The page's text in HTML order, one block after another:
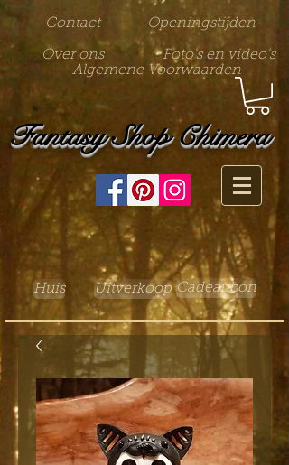
Contact Openingstijden
Over ons
Foto's en video's
Algemene Voorwaarden
Fantasy Shop Chimera
Huis Uitverkoop Cadeaubon